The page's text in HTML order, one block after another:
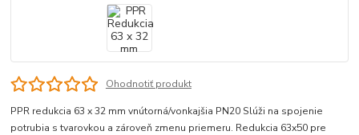
Ohodnotiť produkt
PPR redukcia 63 x 32 mm vnútorná/vonkajšia PN20 Slúži na spojenie
potrubia s tvarovkou a zároveň zmenu priemeru. Redukcia 63x50 pre